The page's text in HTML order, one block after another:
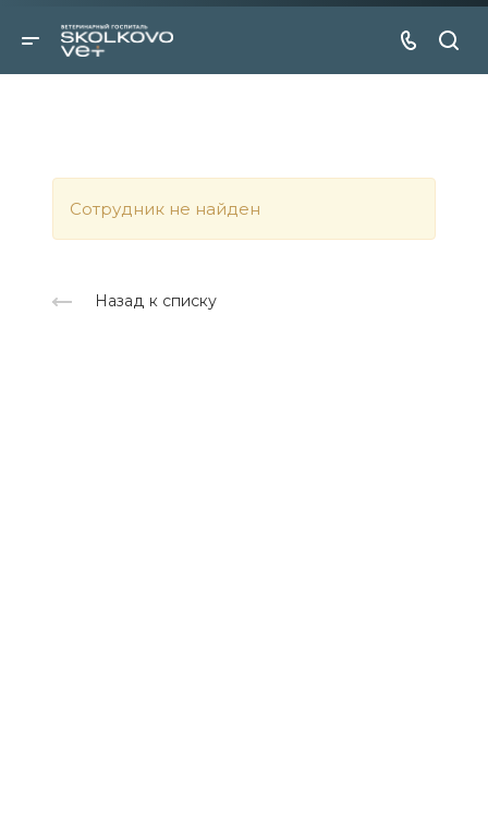
Cотрудник не найден
Назад к списку